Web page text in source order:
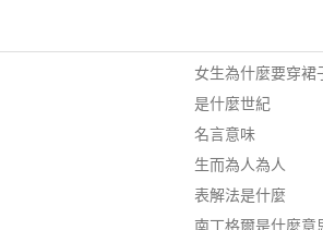
女生為什麼要穿裙
是什麼世紀
名言意味
生而為人為人
表解法是什麼
南丁格爾是什麼意